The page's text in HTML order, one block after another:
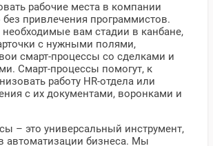
рабочие места в компании
привлечения программистов.
необходимые вам стадии в канбане,
с нужными полями,
смарт-процессы со сделками и
Смарт-процессы помогут, к
работу HR-отдела или
с их документами, воронками и
– это универсальный инструмент,
автоматизации бизнеса. Мы